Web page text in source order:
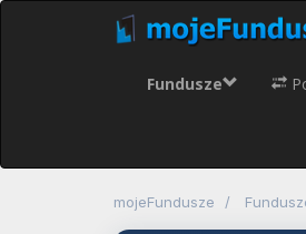
Fundusze
mojeFundusze